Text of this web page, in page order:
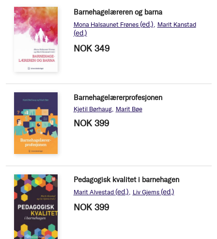
Barnehagelæreren og barna
Mona Halsaunet Frønes (ed.) Marit Kanstad
(ed.)
NOK 349
Barnehagelærerprofesjonen
Kjetil Børhaug Marit Bøe
NOK 399
Pedagogisk kvalitet i barnehagen
Marit Alvestad (ed.) Liv Gjems (ed.)
NOK 399